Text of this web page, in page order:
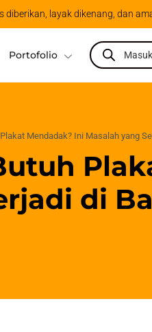
diberikan, layak dikenang, dan
Portofolio
Mendadak? Ini Masalah yang
di